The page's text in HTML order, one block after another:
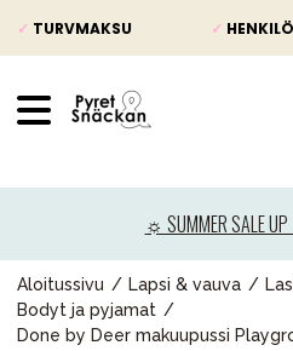
✓ TURVMAKSU ✓
☼ SUMMER SALE
Aloitussivu Lapsi & vauva
Bodyt ja pyjamat
Done by Deer makuupussi
Lasten
Vauvan